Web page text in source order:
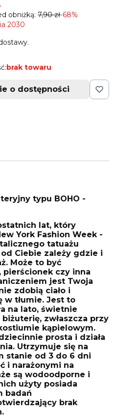
obniżką: 7,90 zł-68%
2030
brak towaru
o dostępności
typu BOHO -
lat, który
York Fashion Week -
tatuażu
Ciebie zależy gdzie i
Może to być
pierścionek czy inna
jest Twoja
zdobią ciało i
w tłumie. Jest to
na lato, świetnie
zwłaszcza przy
kąpielowym.
prosta i działa
Utrzymuje się na
stanie od 3 do 6 dni
i narażonymi na
są wodoodporne i
użyty posiada
badań
brak